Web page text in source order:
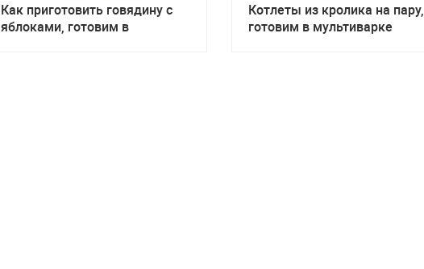
Как приготовить говядину с
яблоками, готовим в
Котлеты из кролика на пару,
готовим в мультиварке